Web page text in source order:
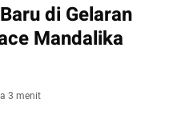
di Gelaran
Mandalika
3 menit